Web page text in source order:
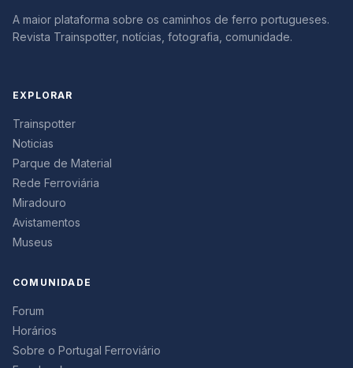
A maior plataforma sobre os caminhos de ferro portugueses.
Revista Trainspotter, notícias, fotografia, comunidade.
EXPLORAR
Trainspotter
Noticias
Parque de Material
Rede Ferroviária
Miradouro
Avistamentos
Museus
COMUNIDADE
Forum
Horários
Sobre o Portugal Ferroviário